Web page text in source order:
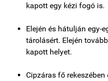
kapott egy kézi fogó is.
Elején és hátulján egy-
tárolásért. Elején
kapott helyet.
Cipzáras fő